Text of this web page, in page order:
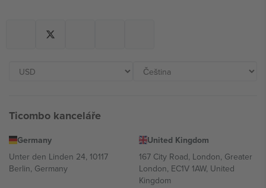
Ticombo kanceláře
Germany
Unter den Linden 24, 10117
Berlin, Germany
United Kingdom
167 City Road, London, Greater
London, EC1V 1AW, United
Kingdom